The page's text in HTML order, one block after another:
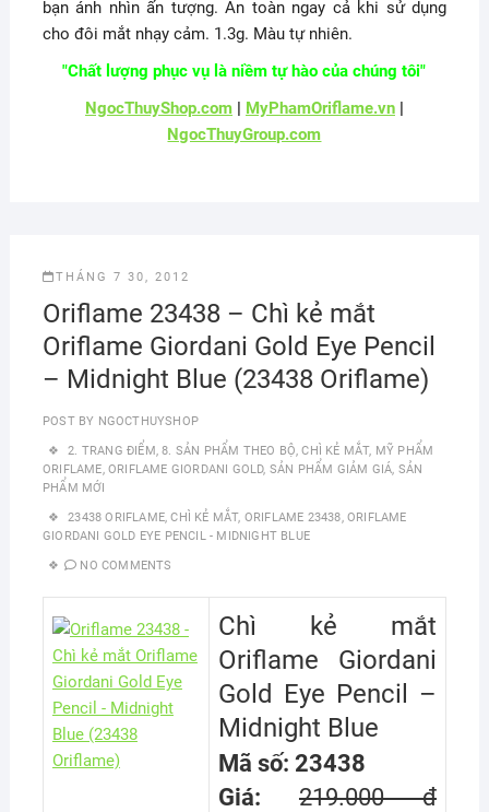
bạn ánh nhìn ấn tượng. An toàn ngay cả khi sử dụng
cho đôi mắt nhạy cảm. 1.3g. Màu tự nhiên.
"Chất lượng phục vụ là niềm tự hào của chúng tôi"
NgocThuyShop.com| MyPhamOriflame.vn|
NgocThuyGroup.com
THÁNG 7 30, 2012
Oriflame 23438 – Chì kẻ mắt
Oriflame Giordani Gold Eye Pencil
– Midnight Blue (23438 Oriflame)
POST BY NGOCTHUYSHOP
2. TRANG ĐIỂM,8. SẢN PHẨM THEO BỘ,CHÌ KẺ MẮT, MỸ PHẨM
ORIFLAME, ORIFLAME GIORDANI GOLD, SẢN PHẨM GIẢM GIÁ, SẢN
PHẨM MỚI
23438 ORIFLAME,CHÌ KẺ MẮT, ORIFLAME 23438, ORIFLAME
GIORDANI GOLD EYE PENCIL - MIDNIGHT BLUE
NO COMMENTS
Chì kẻ mắt
Oriflame Giordani
Gold Eye Pencil –
Midnight Blue
Mã số: 23438
Giá: 219.000 đ